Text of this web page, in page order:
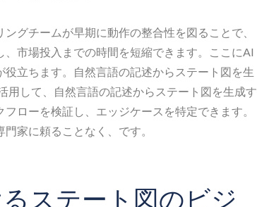
グチームが早期に動作の整合性を図ることで、
市場投入までの時間を短縮できます。ここにAI
立ちます。自然言語の記述からステート図を生
用して、自然言語の記述からステート図を生成す
ローを検証し、エッジケースを特定できます。
家に頼ることなく、です。
ステート図のビジ